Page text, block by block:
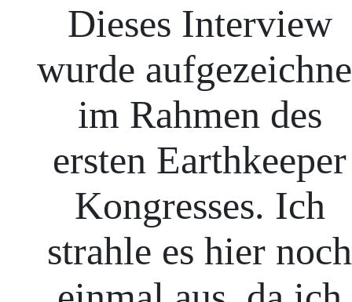
Dieses Interview
wurde
im Rahmen des
ersten Earthkeeper
Kongresses. Ich
strahle es hier noch